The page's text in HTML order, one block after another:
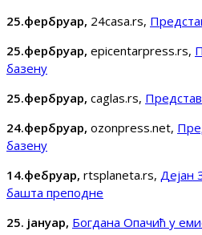
25.фербруар, 24casa.rs,
25.фербруар, epicentarpress.rs,
базену
25.фербруар, caglas.rs,
24.фербруар, ozonpress.net,
базену
14.фебруар, rtsplaneta.rs, Дејан
башта преподне
25. јануар, Богдана Опачић у